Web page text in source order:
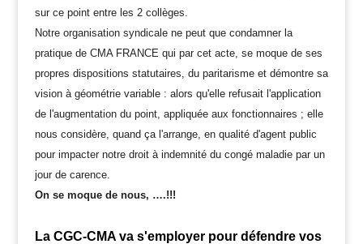
sur ce point entre les 2 collèges.
Notre organisation syndicale ne peut que condamner la
pratique de CMA FRANCE qui par cet acte, se moque de ses
propres dispositions statutaires, du paritarisme et démontre sa
vision à géométrie variable : alors qu'elle refusait l'application
de l'augmentation du point, appliquée aux fonctionnaires ; elle
nous considère, quand ça l'arrange, en qualité d'agent public
pour impacter notre droit à indemnité du congé maladie par un
jour de carence.
On se moque de nous, ….!!!
La CGC-CMA va s'employer pour défendre vos